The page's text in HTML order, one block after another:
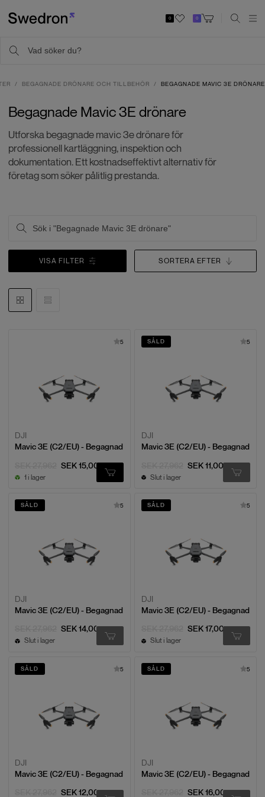
0 0
BEGAGNADE DRÖNARE OCH TILLBEHÖR BEGAGNADE MAVIC 3E DRÖNARE
Begagnade Mavic 3E drönare
Utforska begagnade mavic 3e drönare för
professionell kartläggning, inspektion och
dokumentation. Ett kostnadseffektivt alternativ för
företag som söker pålitlig prestanda.
VISA FILTER SORTERA EFTER
5
DJI
Mavic 3E (C2/EU) - Begagnad
SEK 15,000
1 i lager
5
SÅLD
DJI
Mavic 3E (C2/EU) - Begagnad
SEK 11,000
Slut i lager
5
SÅLD
DJI
Mavic 3E (C2/EU) - Begagnad
SEK 14,000
Slut i lager
5
SÅLD
DJI
Mavic 3E (C2/EU) - Begagnad
SEK 17,000
Slut i lager
5
SÅLD
DJI
Mavic 3E (C2/EU) - Begagnad
SEK 12,000
5
SÅLD
DJI
Mavic 3E (C2/EU) - Begagnad
SEK 16,000